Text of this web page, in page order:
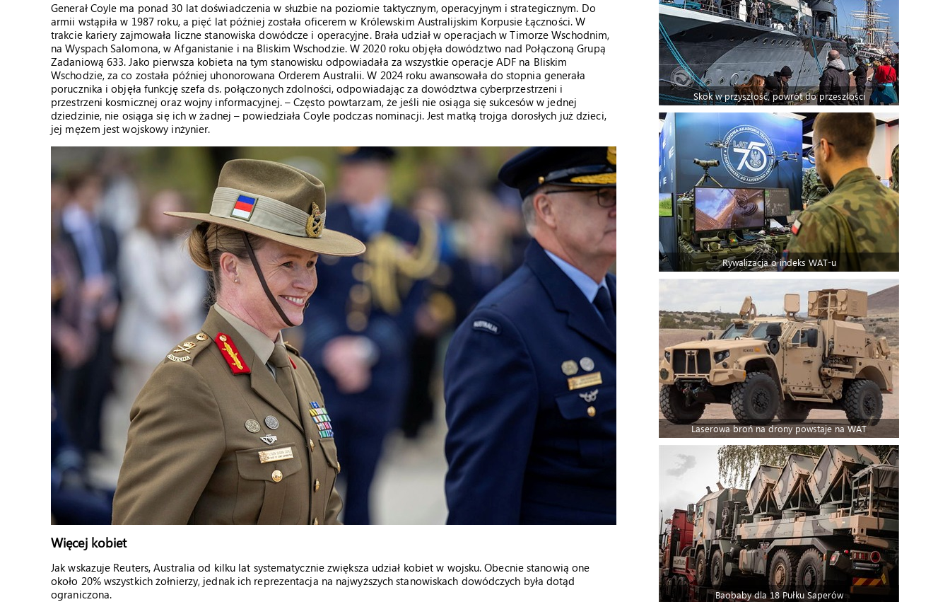
Generał Coyle ma ponad 30 lat doświadczenia w służbie na poziomie taktycznym, operacyjnym i strategicznym. Do
armii wstąpiła w 1987 roku, a pięć lat później została oficerem w Królewskim Australijskim Korpusie Łączności. W
trakcie kariery zajmowała liczne stanowiska dowódcze i operacyjne. Brała udział w operacjach w Timorze Wschodnim,
na Wyspach Salomona, w Afganistanie i na Bliskim Wschodzie. W 2020 roku objęła dowództwo nad Połączoną Grupą
Zadaniową 633. Jako pierwsza kobieta na tym stanowisku odpowiadała za wszystkie operacje ADF na Bliskim
Wschodzie, za co została później uhonorowana Orderem Australii. W 2024 roku awansowała do stopnia generała
porucznika i objęła funkcję szefa ds. połączonych zdolności, odpowiadając za dowództwa cyberprzestrzeni i
przestrzeni kosmicznej oraz wojny informacyjnej. – Często powtarzam, że jeśli nie osiąga się sukcesów w jednej
dziedzinie, nie osiąga się ich w żadnej – powiedziała Coyle podczas nominacji. Jest matką trojga dorosłych już dzieci,
jej mężem jest wojskowy inżynier.
Więcej kobiet
Jak wskazuje Reuters, Australia od kilku lat systematycznie zwiększa udział kobiet w wojsku. Obecnie stanowią one
około 20% wszystkich żołnierzy, jednak ich reprezentacja na najwyższych stanowiskach dowódczych była dotąd
ograniczona.
Skok w przyszłość, powrót do przeszłości
Rywalizacja o indeks WAT-u
Laserowa broń na drony powstaje na WAT
Baobaby dla 18 Pułku Saperów